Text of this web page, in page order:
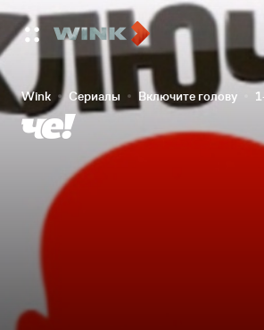
Wink Сериалы Включите голову